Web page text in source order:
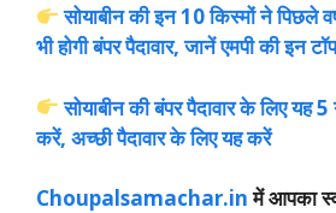
सोयाबीन की इन 10 किस्मों ने पिछले
भी होगी बंपर पैदावार, जानें एमपी की इन
सोयाबीन की बंपर पैदावार के लिए यह
करें, अच्छी पैदावार के लिए यह करें
Choupalsamachar.inमें आपका